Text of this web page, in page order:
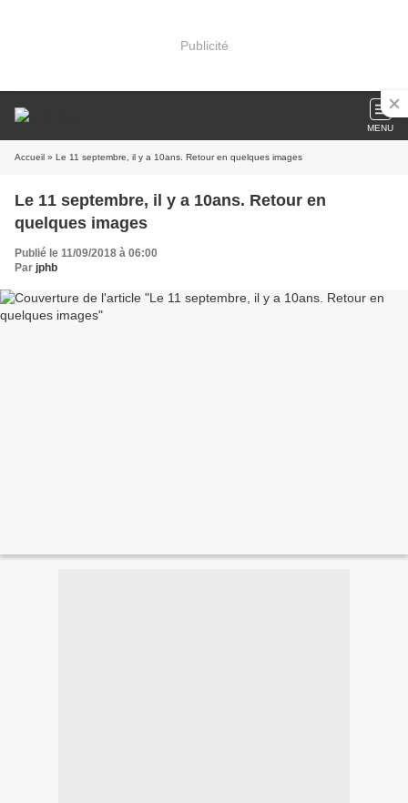
Publicité
MENU
Accueil » Le 11 septembre, il y a 10ans. Retour en quelques images
Le 11 septembre, il y a 10ans. Retour en
quelques images
Publié le 11/09/2018 à 06:00
Par jphb